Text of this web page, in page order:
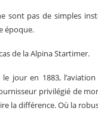
sont pas de simples
époque.
de la Alpina Startimer.
jour en 1883,
privilégié de
la différence. Où la